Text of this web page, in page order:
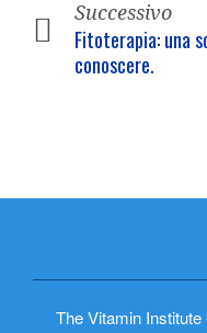
Successivo
Fitoterapia: una
conoscere.
The Vitamin